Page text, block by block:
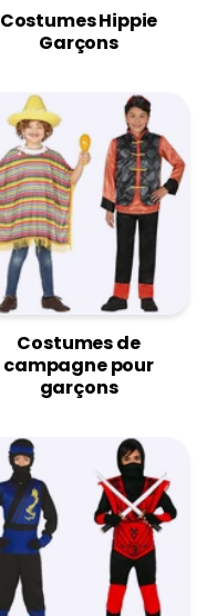
Costumes Hippie
Garçons
Costumes de
campagne pour
garçons